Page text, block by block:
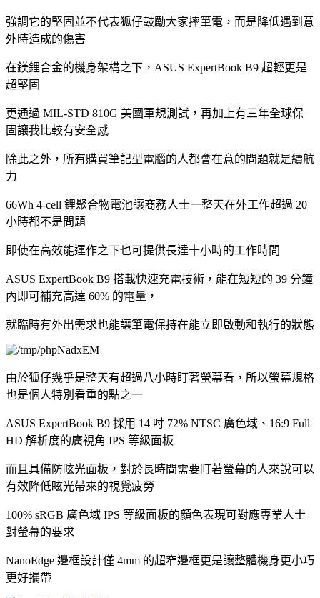
強調它的堅固並不代表狐仔鼓勵大家摔筆電，而是降低遇到意
外時造成的傷害
在鎂鋰合金的機身架構之下，ASUS ExpertBook B9 超輕更是
超堅固
更通過 MIL-STD 810G 美國軍規測試，再加上有三年全球保
固讓我比較有安全感
除此之外，所有購買筆記型電腦的人都會在意的問題就是續航
力
66Wh 4-cell 鋰聚合物電池讓商務人士一整天在外工作超過 20
小時都不是問題
即使在高效能運作之下也可提供長達十小時的工作時間
ASUS ExpertBook B9 搭載快速充電技術，能在短短的 39 分鐘
內即可補充高達 60% 的電量，
就臨時有外出需求也能讓筆電保持在能立即啟動和執行的狀態
由於狐仔幾乎是整天有超過八小時盯著螢幕看，所以螢幕規格
也是個人特別看重的點之一
ASUS ExpertBook B9 採用 14 吋 72% NTSC 廣色域、16:9 Full
HD 解析度的廣視角 IPS 等級面板
而且具備防眩光面板，對於長時間需要盯著螢幕的人來說可以
有效降低眩光帶來的視覺疲勞
100% sRGB 廣色域 IPS 等級面板的顏色表現可對應專業人士
對螢幕的要求
NanoEdge 邊框設計僅 4mm 的超窄邊框更是讓整體機身更小巧
更好攜帶